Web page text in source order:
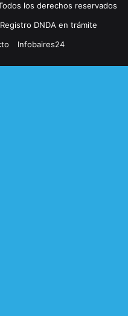
los derechos reservados
DNDA en trámite
Infobaires24